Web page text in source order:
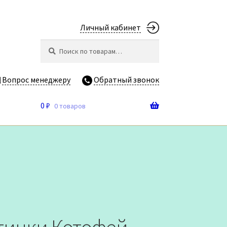
Личный кабинет
Вопрос менеджеру Обратный звонок
0 ₽ 0 товаров